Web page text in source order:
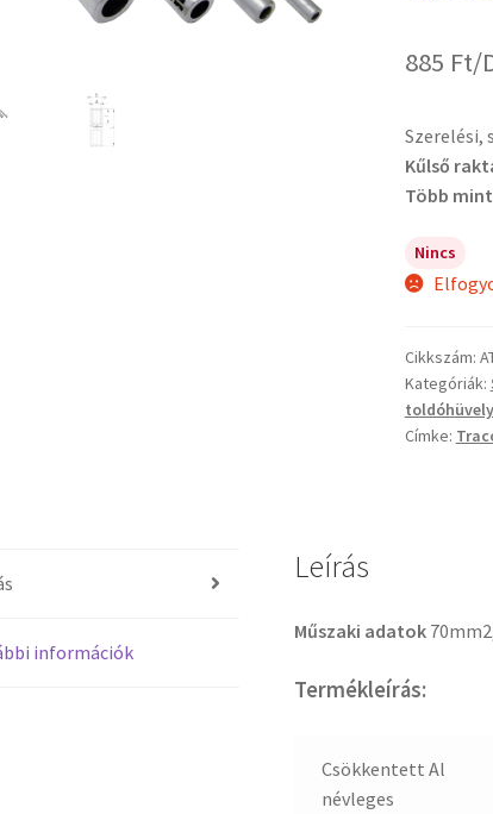
885 Ft/
Szerelési,
Kűlső
Több
Nincs
Cikkszám:
Kategóriák:
toldóhüvely
Címke:
információk
Leírás
Műszaki adatok
Termékleírás:
Csökkentett Al
névleges